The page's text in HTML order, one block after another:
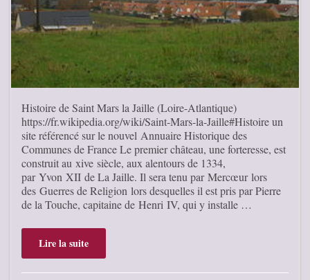
Histoire de Saint Mars la Jaille (Loire-Atlantique)
https://fr.wikipedia.org/wiki/Saint-Mars-la-Jaille#Histoire un
site référencé sur le nouvel Annuaire Historique des
Communes de France Le premier château, une forteresse, est
construit au xive siècle, aux alentours de 1334,
par Yvon XII de La Jaille. Il sera tenu par Mercœur lors
des Guerres de Religion lors desquelles il est pris par Pierre
de la Touche, capitaine de Henri IV, qui y installe …
Lire la suite